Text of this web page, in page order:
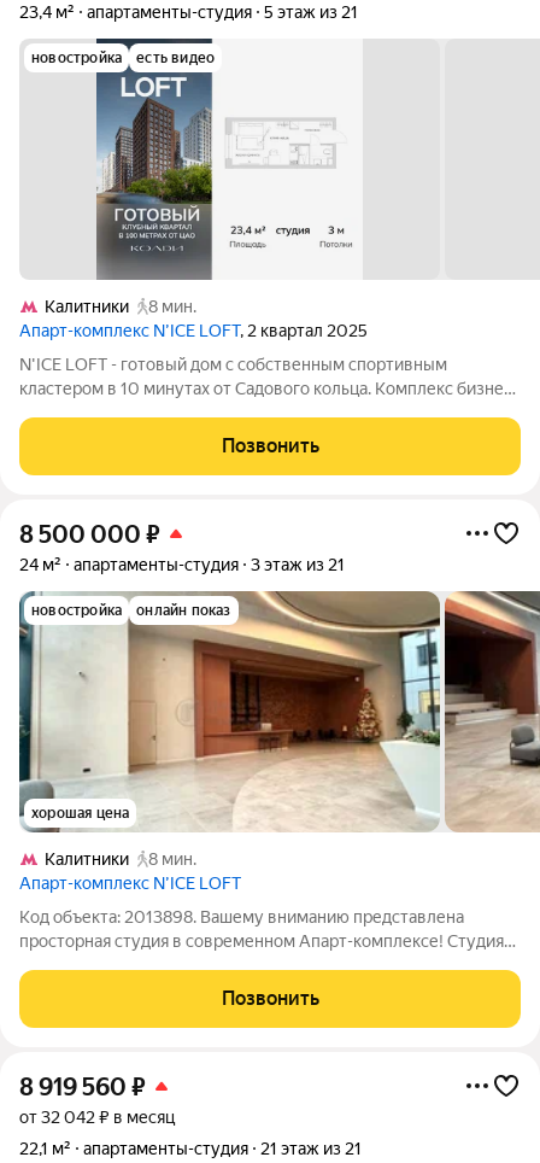
23,4 м²
апартаменты-студия 5 этаж из 21
новостройка есть видео
Калитники
8 мин.
Апарт-комплекс N’ICE LOFT, 2 квартал 2025
N'ICE LOFT - готовый дом с собственным спортивным
кластером в 10 минутах от Садового кольца. Комплекс бизнес-
компания КОЛДИ, представляет собой знаковое жилое
пространство, на территории которого
Позвонить
8 500 000 ₽
24 м² апартаменты-студия 3 этаж из 21
новостройка онлайн показ
хорошая цена
Калитники
8 мин.
Апарт-комплекс N’ICE LOFT
Код объекта: 2013898. Вашему вниманию представлена
просторная студия в современном Апарт-комплексе! Студия
идеи в оформлении пространства с учетом индивидуальных
потребностей и предпочтений,
Позвонить
8 919 560 ₽
от 32 042 ₽ в месяц
22,1 м²
апартаменты-студия 21 этаж из 21